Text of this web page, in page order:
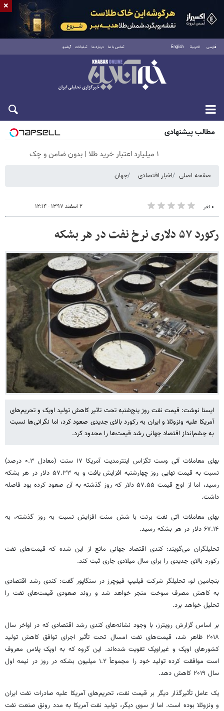
فارسی العربية English تماس با ما درباره ما تبلیغات آرشیو
جمعه ۱۶ مرداد ۱۴۰۵
مطالب پیشنهادی
۱ میلیارد اعتبار خرید طلا | بدون ضامن و چک
صفحه اصلی اخبار اقتصادی جهان
۰ نفر ۲ اسفند ۱۳۹۷ - ۱۲:۱۴
رکورد ۵۷ دلاری نرخ نفت در هر بشکه
ایسنا نوشت: قیمت نفت روز پنج‌شنبه تحت تاثیر کاهش تولید اوپک و تحریم‌های
آمریکا علیه ونزوئلا و ایران به رکورد بالای جدیدی صعود کرد، اما نگرانی‌ها نسبت
به چشم‌انداز اقتصاد جهانی رشد قیمت‌ها را محدود کرد.
بهای معاملات آتی وست تگزاس اینترمدیت آمریکا ۱۷ سنت (معادل ۰.۳ درصد)
نسبت به قیمت نهایی روز چهارشنبه افزایش یافت و به ۵۷.۳۳ دلار در هر بشکه
رسید، اما از اوج قیمت ۵۷.۵۵ دلار که روز گذشته به آن صعود کرده بود فاصله
داشت.
بهای معاملات آتی نفت برنت با شش سنت افزایش نسبت به روز گذشته، به
۶۷.۱۴ دلار در هر بشکه رسید.
تحلیلگران می‌گویند: کندی اقتصاد جهانی مانع از این شده که قیمت‌های نفت
رکورد بالای جدیدی را برای سال میلادی جاری ثبت کند.
بنجامین لو، تحلیلگر شرکت فیلیپ فیوچرز در سنگاپور گفت: کندی رشد اقتصادی
به کاهش مصرف سوخت منجر خواهد شد و روند صعودی قیمت‌های نفت را
تحلیل خواهد برد.
بر اساس گزارش رویترز، با وجود نشانه‌های کندی رشد اقتصادی که در اواخر سال
۲۰۱۸ ظاهر شد، قیمت‌های نفت امسال تحت تأثیر اجرای توافق کاهش تولید
کشورهای اوپک و غیراوپک تقویت شده‌اند. این گروه که به اوپک پلاس معروف
است موافقت کرده تولید خود را مجموعاً ۱.۲ میلیون بشکه در روز در نیمه اول
سال ۲۰۱۹ کاهش دهد.
یک عامل تأثیرگذار دیگر بر قیمت نفت، تحریم‌های آمریکا علیه صادرات نفت ایران
و ونزوئلا بوده است. اما از سوی دیگر، تولید نفت آمریکا به مدد رونق صنعت نفت
×